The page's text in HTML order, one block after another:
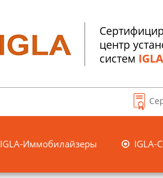
 IGLA-
IGLA-Иммобилайзеры
центр
систем IGLA